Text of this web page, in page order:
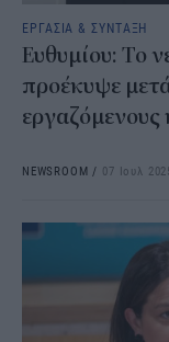
ΕΡΓΑΣΙΑ & ΣΥΝΤΑΞΗ
Ευθυμίου: Το
προέκυψε
εργαζόμενους
NEWSROOM / 07 Ιουλ